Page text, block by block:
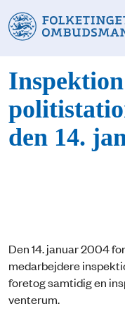
den 14.
Den 14. januar 2004
medarbejdere
foretog samtidig en
venterum.